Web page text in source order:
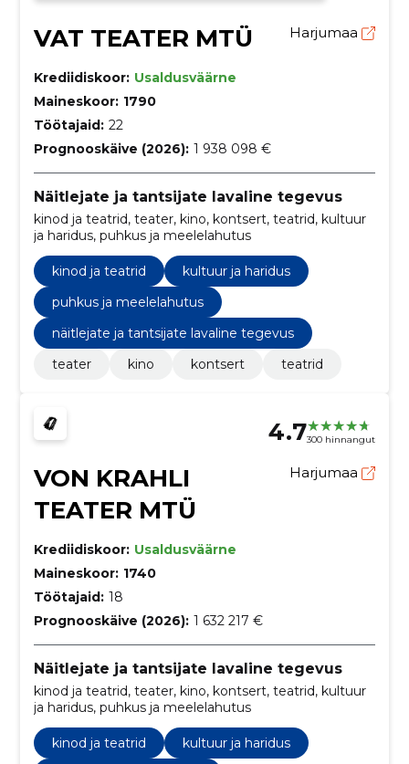
VAT TEATER MTÜ Harjumaa
Krediidiskoor: Usaldusväärne
Maineskoor: 1790
Töötajaid: 22
Prognooskäive (2026): 1 938 098 €
Näitlejate ja tantsijate lavaline tegevus
kinod ja teatrid, teater, kino, kontsert, teatrid, kultuur
ja haridus, puhkus ja meelelahutus
kinod ja teatrid
kultuur ja haridus
puhkus ja meelelahutus
näitlejate ja tantsijate lavaline tegevus
teater
kino kontsert teatrid
4.7300 hinnangut
VON KRAHLI
TEATER MTÜ
Harjumaa
Krediidiskoor: Usaldusväärne
Maineskoor: 1740
Töötajaid: 18
Prognooskäive (2026): 1 632 217 €
Näitlejate ja tantsijate lavaline tegevus
kinod ja teatrid, teater, kino, kontsert, teatrid, kultuur
ja haridus, puhkus ja meelelahutus
kinod ja teatrid
kultuur ja haridus